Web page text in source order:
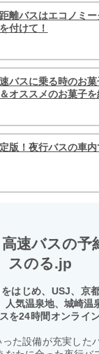
離バスはエコノミ
付けて！
バスに乗る時のお
＆オススメのお菓子を
版！夜行バスの車
速バスの予
スのる.jp
はじめ、USJ、京
人気温泉地、城崎温
を24時間オンライ
った設備が充実した